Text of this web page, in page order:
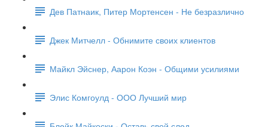
Дев Патнаик, Питер Мортенсен - Не безразлично
Джек Митчелл - Обнимите своих клиентов
Майкл Эйснер, Аарон Коэн - Общими усилиями
Элис Комгоулд - ООО Лучший мир